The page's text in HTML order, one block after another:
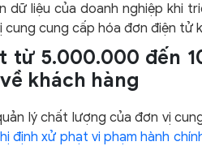
dữ liệu của doanh nghiệp khi
cung cung cấp hóa đơn điện tử
từ 5.000.000 đến
khách hàng
lý chất lượng của đơn vị
định xử phạt vi phạm hành